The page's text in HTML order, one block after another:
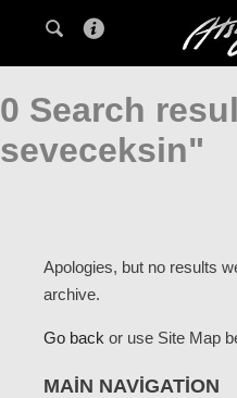
0 Search
seveceksin"
Apologies, but no results
archive.
Go back or use Site Map
MAIN NAVIGATION